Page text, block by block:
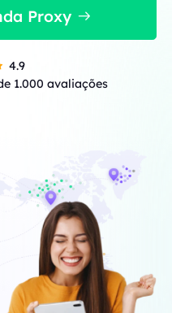
Proxy
4.9
1.000 avaliações